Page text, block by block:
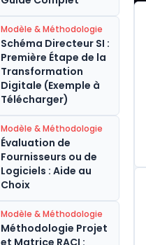
Modèle & Méthodologie
Schéma Directeur SI :
Première Étape de la
Transformation
Digitale (Exemple à
Télécharger)
Modèle & Méthodologie
Évaluation de
Fournisseurs ou de
Logiciels : Aide au
Choix
Modèle & Méthodologie
Méthodologie Projet
et Matrice RACI :